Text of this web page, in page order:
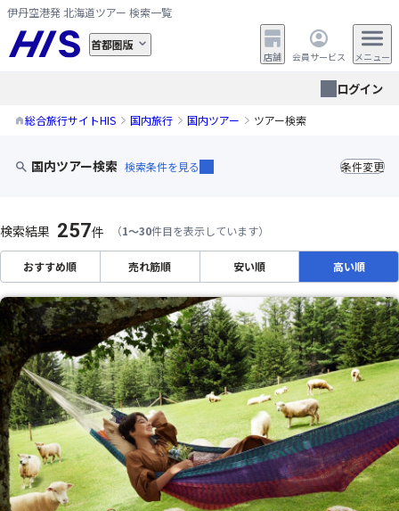
伊丹空港発 北海道ツアー 検索一覧
首都圏版
店舗 会員サービス メニュー
ログイン
総合旅行サイトHIS 国内旅行 国内ツアー ツアー検索
国内ツアー検索 検索条件を見る 条件変更
検索結果 257件 （1～30件目を表示しています）
おすすめ順 売れ筋順 安い順 高い順